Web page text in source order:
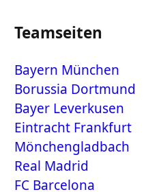
Teamseiten
Bayern München
Borussia Dortmund
Bayer Leverkusen
Eintracht Frankfurt
Mönchengladbach
Real Madrid
FC Barcelona